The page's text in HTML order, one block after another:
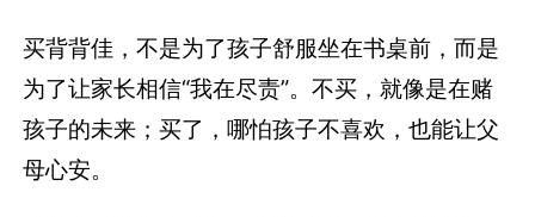
买背背佳，不是为了孩子舒服坐在书桌前，而是
为了让家长相信“我在尽责”。不买，就像是在赌
孩子的未来；买了，哪怕孩子不喜欢，也能让父
母心安。